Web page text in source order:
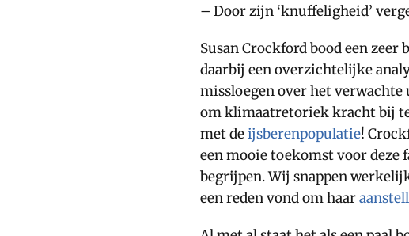
– Door zijn ‘knuffeligheid’
Susan Crockford bood een zeer
daarbij een overzichtelijke
missloegen over het verwachte
om klimaatretoriek kracht bij te
met deijsberenpopulatie!
een mooie toekomst voor deze
begrijpen. Wij snappen
een reden vond om haar